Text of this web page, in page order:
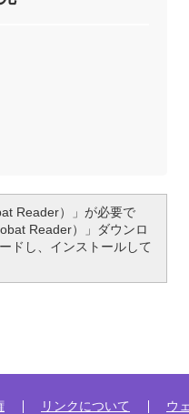
Reader）」が必要で
Reader）」ダウンロ
ドし、インストールして
リンクについて ウ